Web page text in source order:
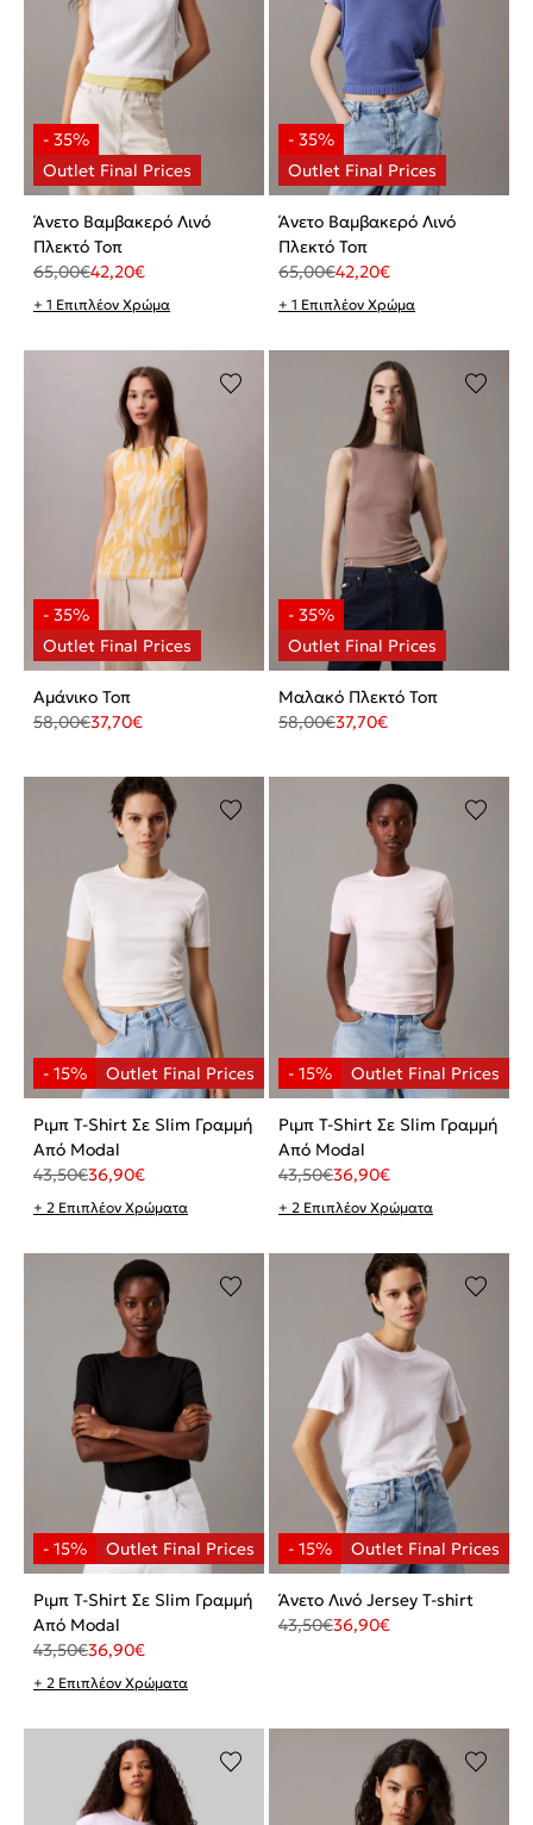
Άνετο Βαμβακερό Λινό
Πλεκτό Τοπ
65,00€42,20€
+ 1 Επιπλέον Χρώμα
Άνετο Βαμβακερό Λινό
Πλεκτό Τοπ
65,00€42,20€
+ 1 Επιπλέον Χρώμα
Αμάνικο Τοπ
58,00€37,70€
Μαλακό Πλεκτό Τοπ
58,00€37,70€
Ριμπ T-Shirt Σε Slim Γραμμή
Από Modal
43,50€36,90€
+ 2 Επιπλέον Χρώματα
Ριμπ T-Shirt Σε Slim Γραμμή
Από Modal
43,50€36,90€
+ 2 Επιπλέον Χρώματα
Ριμπ T-Shirt Σε Slim Γραμμή
Από Modal
43,50€36,90€
+ 2 Επιπλέον Χρώματα
Άνετο Λινό Jersey T-shirt
43,50€36,90€